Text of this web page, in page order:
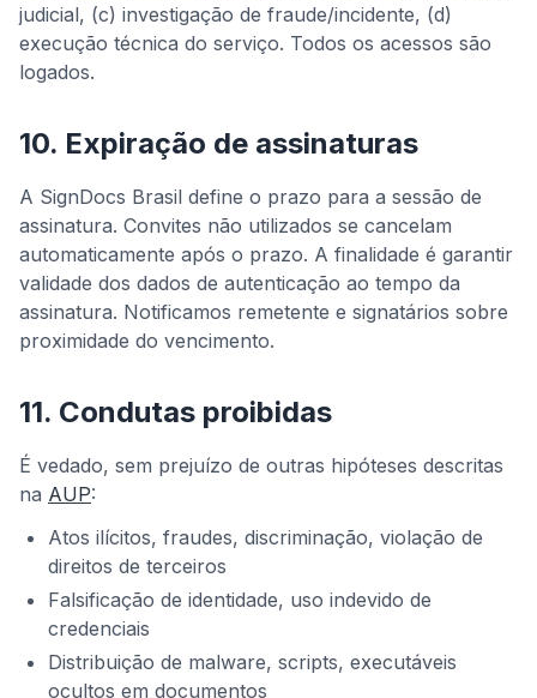
judicial, (c) investigação de fraude/incidente, (d)
execução técnica do serviço. Todos os acessos são
logados.
10. Expiração de assinaturas
A SignDocs Brasil define o prazo para a sessão de
assinatura. Convites não utilizados se cancelam
automaticamente após o prazo. A finalidade é garantir
validade dos dados de autenticação ao tempo da
assinatura. Notificamos remetente e signatários sobre
proximidade do vencimento.
11. Condutas proibidas
É vedado, sem prejuízo de outras hipóteses descritas
na AUP:
Atos ilícitos, fraudes, discriminação, violação de
direitos de terceiros
Falsificação de identidade, uso indevido de
credenciais
Distribuição de malware, scripts, executáveis
ocultos em documentos